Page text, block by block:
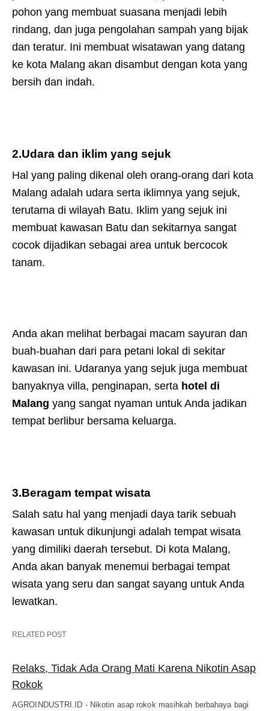
pohon yang membuat suasana menjadi lebih
rindang, dan juga pengolahan sampah yang bijak
dan teratur. Ini membuat wisatawan yang datang
ke kota Malang akan disambut dengan kota yang
bersih dan indah.
2.Udara dan iklim yang sejuk
Hal yang paling dikenal oleh orang-orang dari kota
Malang adalah udara serta iklimnya yang sejuk,
terutama di wilayah Batu. Iklim yang sejuk ini
membuat kawasan Batu dan sekitarnya sangat
cocok dijadikan sebagai area untuk bercocok
tanam.
Anda akan melihat berbagai macam sayuran dan
buah-buahan dari para petani lokal di sekitar
kawasan ini. Udaranya yang sejuk juga membuat
banyaknya villa, penginapan, serta hotel di
Malang yang sangat nyaman untuk Anda jadikan
tempat berlibur bersama keluarga.
3.Beragam tempat wisata
Salah satu hal yang menjadi daya tarik sebuah
kawasan untuk dikunjungi adalah tempat wisata
yang dimiliki daerah tersebut. Di kota Malang,
Anda akan banyak menemui berbagai tempat
wisata yang seru dan sangat sayang untuk Anda
lewatkan.
RELATED POST
Relaks, Tidak Ada Orang Mati Karena Nikotin Asap
Rokok
AGROINDUSTRI.ID - Nikotin asap rokok masihkah berbahaya bagi